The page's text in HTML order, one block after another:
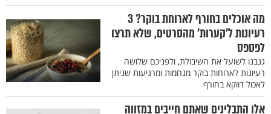
מה אוכלים בחורף לארוחת בוקר? 3
רעיונות ל’קערות’ מהסרטים, שלא תרצו
לפספס
גנבנו לשועל את השיבולת, ולפניכם שלושה
רעיונות לארוחות בוקר מנחמות ומרגיעות שניתן
לאכול דווקא בחורף
אלו התבלינים שאתם חייבים במזווה